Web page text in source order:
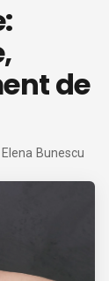
de
Elena Bunescu